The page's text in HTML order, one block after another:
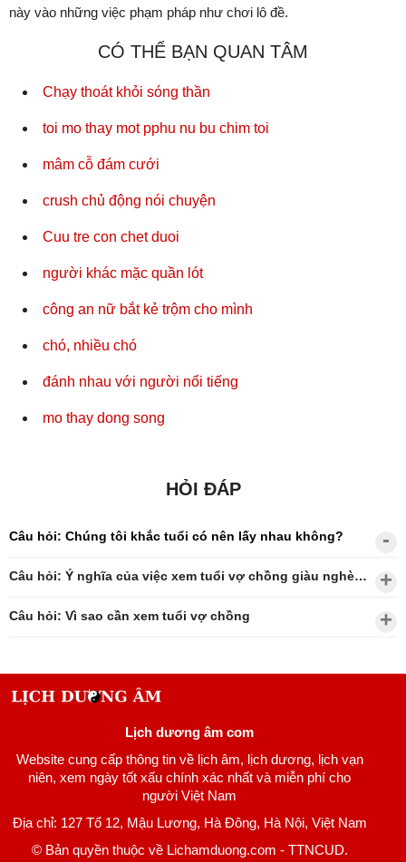
này vào những việc phạm pháp như chơi lô đề.
CÓ THỂ BẠN QUAN TÂM
Chạy thoát khỏi sóng thần
toi mo thay mot pphu nu bu chim toi
mâm cỗ đám cưới
crush chủ động nói chuyện
Cuu tre con chet duoi
người khác mặc quần lót
công an nữ bắt kẻ trộm cho mình
chó, nhiều chó
đánh nhau với người nổi tiếng
mo thay dong song
HỎI ĐÁP
Câu hỏi: Chúng tôi khắc tuổi có nên lấy nhau không?
Câu hỏi: Ý nghĩa của việc xem tuổi vợ chồng giàu nghèo?
Câu hỏi: Vì sao cần xem tuổi vợ chồng
Lịch dương âm com
Website cung cấp thông tin về lịch âm, lịch dương, lịch vạn
niên, xem ngày tốt xấu chính xác nhất và miễn phí cho
người Việt Nam
Địa chỉ: 127 Tổ 12, Mậu Lương, Hà Đông, Hà Nội, Việt Nam
© Bản quyền thuộc về Lichamduong.com - TTNCUD.